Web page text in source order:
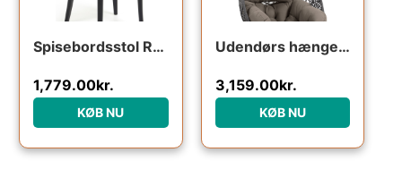
Spisebordsstol Romane fra Kave Home i massivt bøgetræ og rattan sort
1,779.00kr.
KØB NU
Udendørs hængestol Kave Home Florina sort polyrattan med grå hynde 120x64x86 cm
3,159.00kr.
KØB NU